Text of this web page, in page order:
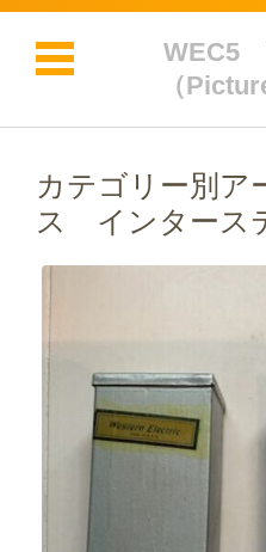
WEC5
（
コンテンツに移動
カテゴリー別ア
ス インタース